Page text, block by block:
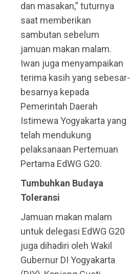
dan masakan,” tuturnya
saat memberikan
sambutan sebelum
jamuan makan malam.
Iwan juga menyampaikan
terima kasih yang sebesar-
besarnya kepada
Pemerintah Daerah
Istimewa Yogyakarta yang
telah mendukung
pelaksanaan Pertemuan
Pertama EdWG G20.
Tumbuhkan Budaya
Toleransi
Jamuan makan malam
untuk delegasi EdWG G20
juga dihadiri oleh Wakil
Gubernur DI Yogyakarta